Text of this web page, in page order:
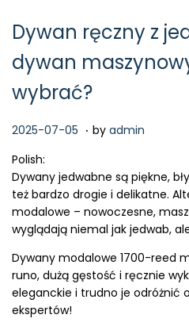
Dywan ręczny z
dywan
wybrać?
P
s
t
e
d
o
n
2025-07-05 2
6
-
0
2
-
5
. by admin
Polish:
Dywany jedwabne są piękne,
też bardzo drogie i delikatne.
modalowe – nowoczesne,
wyglądają niemal jak jedwab,
Dywany modalowe 1700-reed
runo, dużą gęstość i ręcznie
eleganckie i trudno je odróżnić
ekspertów!